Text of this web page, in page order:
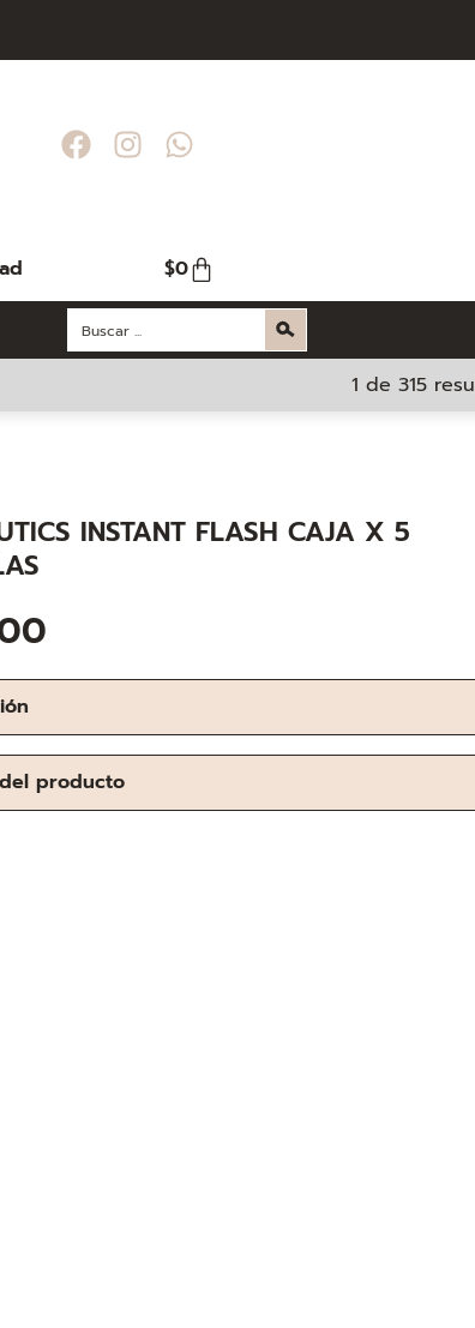
$0
1 de 315
INSTANT FLASH CAJA X 5
producto